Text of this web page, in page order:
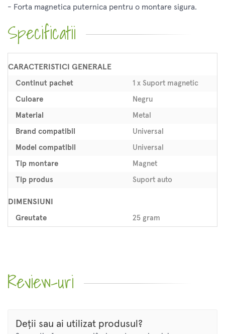
- Forta magnetica puternica pentru o montare sigura.
Specificatii
CARACTERISTICI GENERALE
Continut pachet 1 x Suport magnetic
Culoare Negru
Material Metal
Brand compatibil Universal
Model compatibil Universal
Tip montare Magnet
Tip produs Suport auto
DIMENSIUNI
Greutate 25 gram
Review-uri
Deții sau ai utilizat produsul?